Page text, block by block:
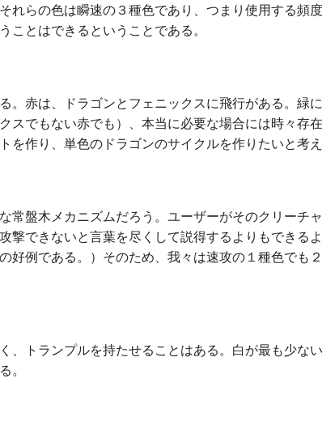
れらの色は瞬速の３種色であり、つまり使用する頻
ことはできるということである。
赤は、ドラゴンとフェニックスに飛行がある。緑に
スでもない赤でも）、本当に必要な場合には時々存
を作り、単色のドラゴンのサイクルを作りたいと考え
常盤木メカニズムだろう。ユーザーがそのクリーチ
撃できないと言葉を尽くして説得するよりもできる
好例である。）そのため、我々は速攻の１種色でも
、トランプルを持たせることはある。白が最も少な
。